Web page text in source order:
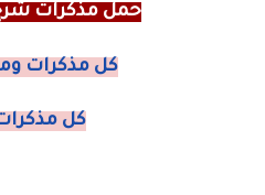
حمل مذكرات شرح
كل مذكرات
كل